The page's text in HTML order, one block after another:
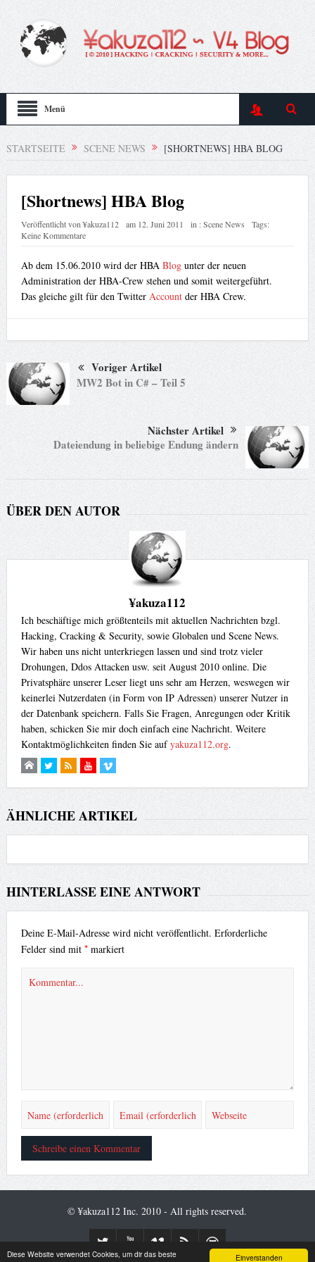
Einverstanden
Diese Website verwendet Cookies, um dir das beste
Menü
STARTSEITE SCENE NEWS [SHORTNEWS] HBA BLOG
[Shortnews] HBA Blog
Veröffentlicht von¥akuza112 am 12. Juni 2011 in :Scene News
Tags:
Keine Kommentare
Ab dem 15.06.2010 wird der HBA Blog unter der neuen
Administration der HBA-Crew stehen und somit weitergeführt.
Das gleiche gilt für den Twitter Accountder HBA Crew.
Voriger Artikel
MW2 Bot in C# – Teil 5
Nächster Artikel
Dateiendung in beliebige Endung ändern
ÜBER DEN AUTOR
¥akuza112
Ich beschäftige mich größtenteils mit aktuellen Nachrichten bzgl.
Hacking, Cracking & Security, sowie Globalen und Scene News.
Wir haben uns nicht unterkriegen lassen und sind trotz vieler
Drohungen, Ddos Attacken usw. seit August 2010 online. Die
Privatsphäre unserer Leser liegt uns sehr am Herzen, weswegen wir
keinerlei Nutzerdaten (in Form von IP Adressen) unserer Nutzer in
der Datenbank speichern. Falls Sie Fragen, Anregungen oder Kritik
haben, schicken Sie mir doch einfach eine Nachricht. Weitere
Kontaktmöglichkeiten finden Sie aufyakuza112.org.
ÄHNLICHE ARTIKEL
HINTERLASSE EINE ANTWORT
Deine E-Mail-Adresse wird nicht veröffentlicht. Erforderliche
Felder sind mit *markiert
© ¥akuza112 Inc. 2010 - All rights reserved.